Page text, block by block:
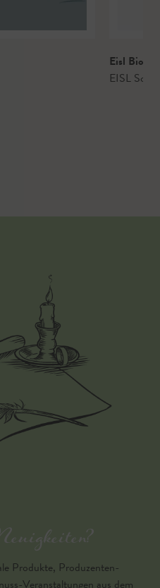
Eisl Bio-
EISL
Produkte, Produzenten-
Veranstaltungen aus dem